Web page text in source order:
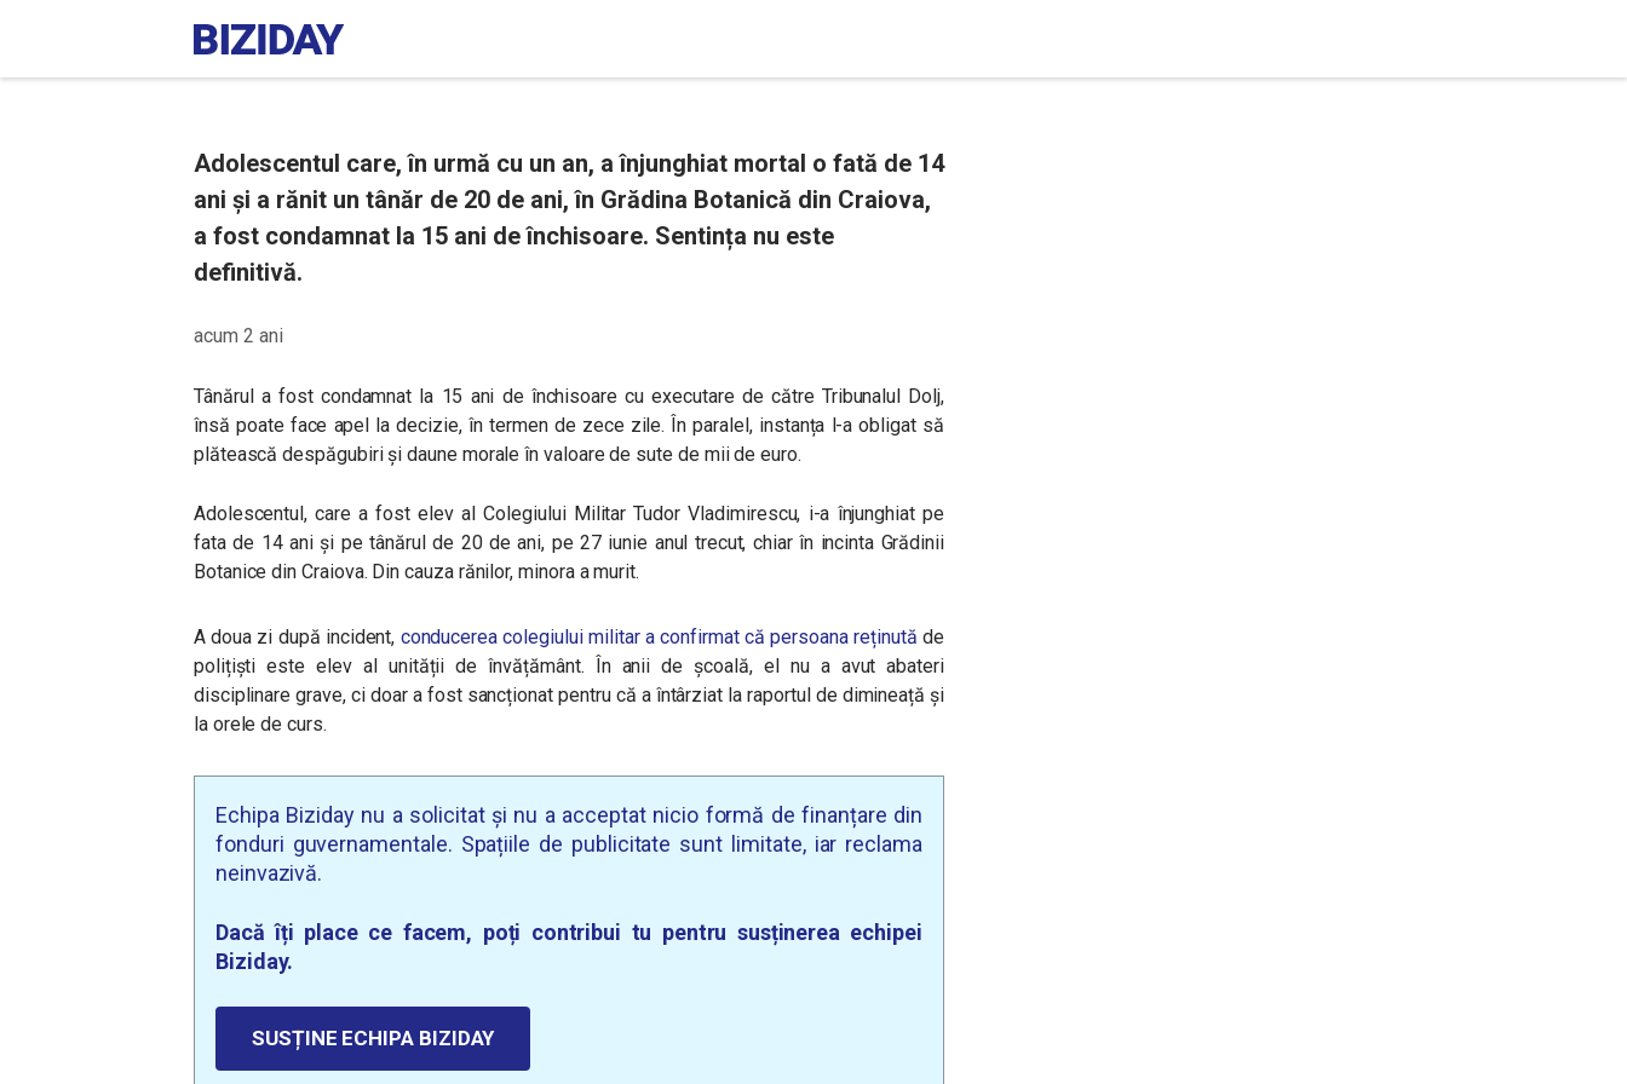
Adolescentul care, în urmă cu un an, a înjunghiat mortal o fată de 14
ani și a rănit un tânăr de 20 de ani, în Grădina Botanică din Craiova,
a fost condamnat la 15 ani de închisoare. Sentința nu este
definitivă.
acum 2 ani
Tânărul a fost condamnat la 15 ani de închisoare cu executare de către Tribunalul Dolj,
însă poate face apel la decizie, în termen de zece zile. În paralel, instanța l-a obligat să
plătească despăgubiri și daune morale în valoare de sute de mii de euro.
Adolescentul, care a fost elev al Colegiului Militar Tudor Vladimirescu, i-a înjunghiat pe
fata de 14 ani și pe tânărul de 20 de ani, pe 27 iunie anul trecut, chiar în incinta Grădinii
Botanice din Craiova. Din cauza rănilor, minora a murit.
A doua zi după incident, conducerea colegiului militar a confirmat că persoana reținută de
polițiști este elev al unității de învățământ. În anii de școală, el nu a avut abateri
disciplinare grave, ci doar a fost sancționat pentru că a întârziat la raportul de dimineață și
la orele de curs.
Echipa Biziday nu a solicitat și nu a acceptat nicio formă de finanțare din
fonduri guvernamentale. Spațiile de publicitate sunt limitate, iar reclama
neinvazivă.
Dacă îți place ce facem, poți contribui tu pentru susținerea echipei
Biziday.
SUSȚINE ECHIPA BIZIDAY